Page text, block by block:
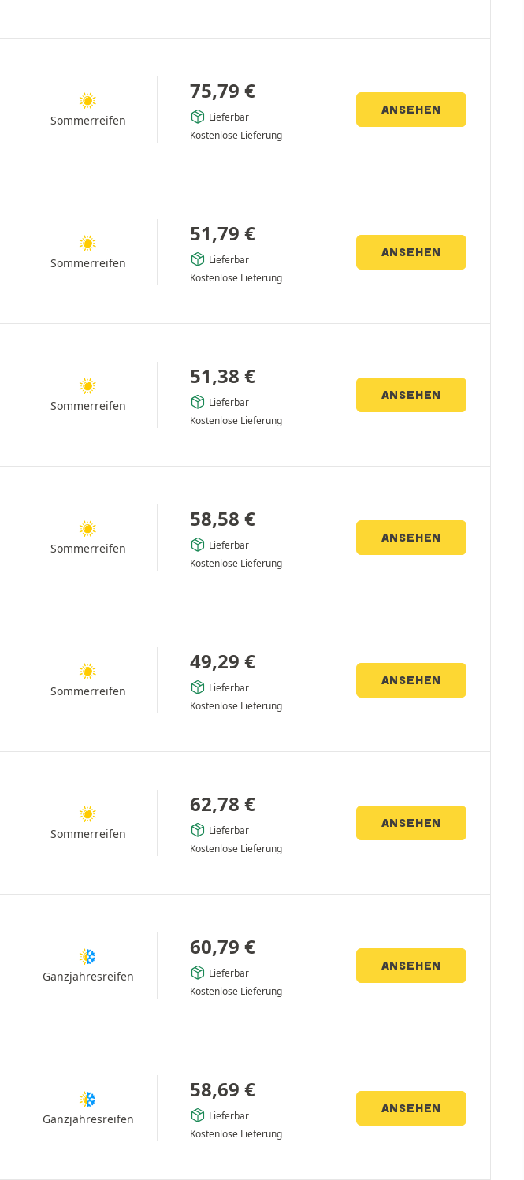
Sommerreifen
75,79 €
Lieferbar
Kostenlose Lieferung
ANSEHEN
Sommerreifen
51,79 €
Lieferbar
Kostenlose Lieferung
ANSEHEN
Sommerreifen
51,38 €
Lieferbar
Kostenlose Lieferung
ANSEHEN
Sommerreifen
58,58 €
Lieferbar
Kostenlose Lieferung
ANSEHEN
Sommerreifen
49,29 €
Lieferbar
Kostenlose Lieferung
ANSEHEN
Sommerreifen
62,78 €
Lieferbar
Kostenlose Lieferung
ANSEHEN
Ganzjahresreifen
60,79 €
Lieferbar
Kostenlose Lieferung
ANSEHEN
Ganzjahresreifen
58,69 €
Lieferbar
Kostenlose Lieferung
ANSEHEN